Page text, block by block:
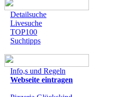
Detailsuche
Livesuche
TOP100
Suchtipps
Info,s und Regeln
Webseite eintragen